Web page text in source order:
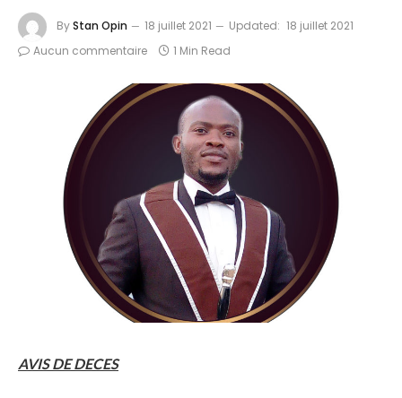
ByStan Opin 18 juillet 2021 Updated: 18 juillet 2021
Aucun commentaire
1 Min Read
AVIS DE DECES